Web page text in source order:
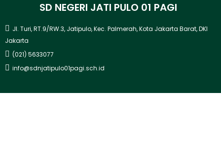
SD NEGERI JATI PULO 01 PAGI
Jl. Turi, RT.9/RW.3, Jatipulo, Kec. Palmerah, Kota Jakarta Barat, DKI
Jakarta
(021) 5633077
info@sdnjatipulo01pagi.sch.id